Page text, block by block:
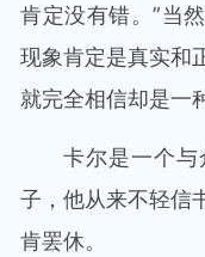
肯定没有错。”当
现象肯定是真实和
就完全相信却是一
卡尔是一个
子，他从来不轻信
肯罢休。